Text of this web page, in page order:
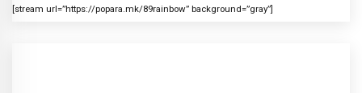
[stream url=”https://popara.mk/89rainbow” background=”gray”]